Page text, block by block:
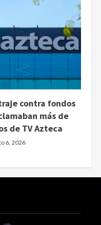
contra fondos
más de
de TV Azteca
6, 2026